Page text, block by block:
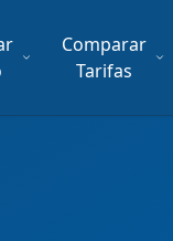
Comparar
Tarifas